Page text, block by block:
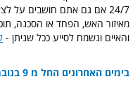
24/7 אם גם אתם חושבים על
מאיזור האש, הפחד או הסכנה,
והאיים ונשמח לסייע ככל שניתן -
בימים האחרונים החל מ 9 בנובמבר